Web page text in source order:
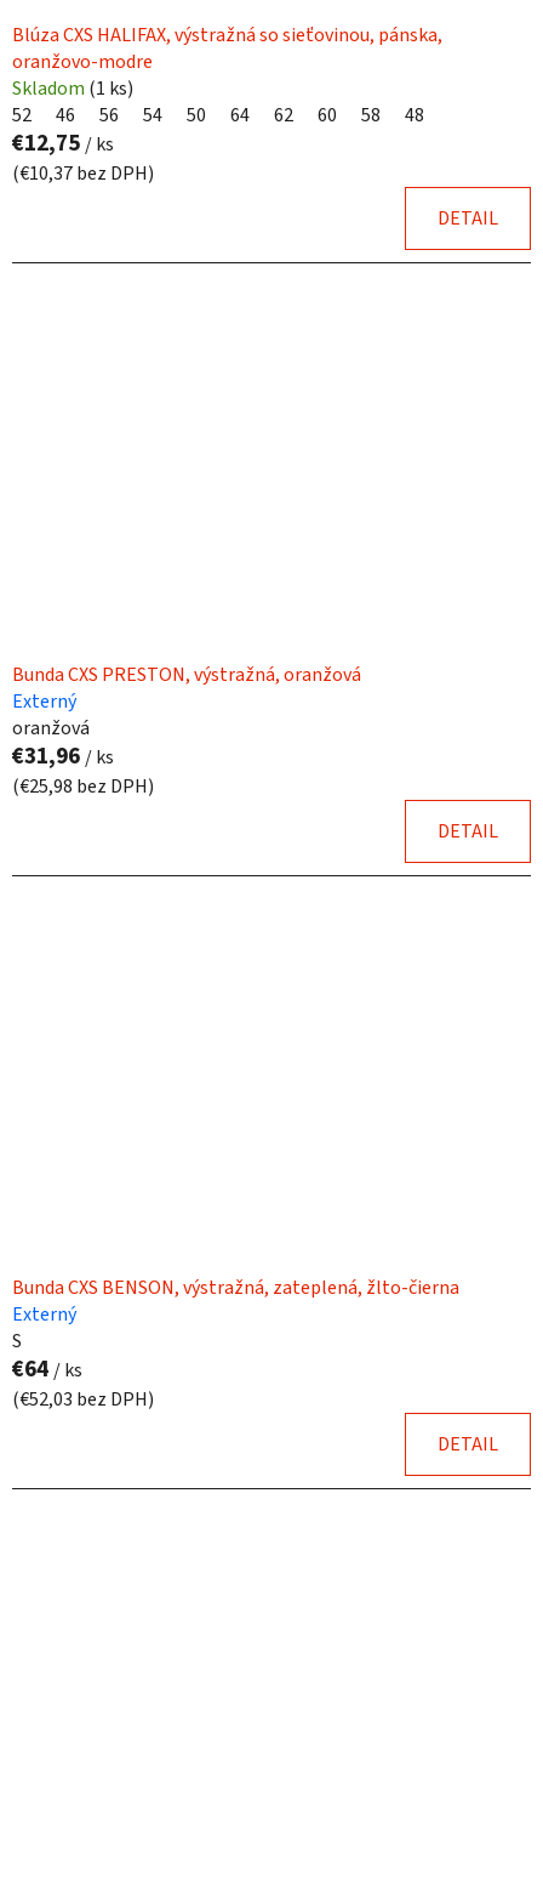
Blúza CXS HALIFAX, výstražná so sieťovinou, pánska,
oranžovo-modre
Skladom (1 ks)
52
46 56 54 50 64 62 60 58 48
€12,75 / ks
(€10,37 bez DPH)
DETAIL
Bunda CXS PRESTON, výstražná, oranžová
Externý
oranžová
€31,96 / ks
(€25,98 bez DPH)
DETAIL
Bunda CXS BENSON, výstražná, zateplená, žlto-čierna
Externý
S
€64 / ks
(€52,03 bez DPH)
DETAIL